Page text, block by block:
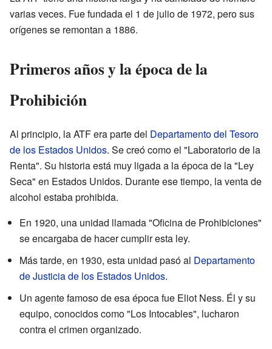
varias veces. Fue fundada el 1 de julio de 1972, pero sus
orígenes se remontan a 1886.
Primeros años y la época de la
Prohibición
Al principio, la ATF era parte del Departamento del Tesoro
de los Estados Unidos. Se creó como el "Laboratorio de la
Renta". Su historia está muy ligada a la época de la "Ley
Seca" en Estados Unidos. Durante ese tiempo, la venta de
alcohol estaba prohibida.
En 1920, una unidad llamada "Oficina de Prohibiciones"
se encargaba de hacer cumplir esta ley.
Más tarde, en 1930, esta unidad pasó al Departamento
de Justicia de los Estados Unidos.
Un agente famoso de esa época fue Eliot Ness. Él y su
equipo, conocidos como "Los Intocables", lucharon
contra el crimen organizado.